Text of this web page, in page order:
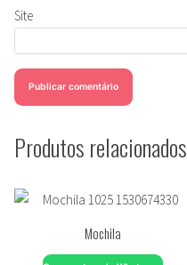
Site
Produtos relacionados
Mochila